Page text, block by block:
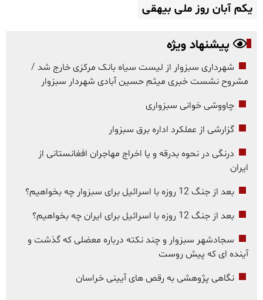
یکم آبان روز ملی بیهقی
پیشنهاد ویژه
شهرداری سبزوار از لیست سیاه بانک مرکزی خارج شد /
مشروح نشست خبری میثم حسین آبادی شهردار سبزوار
چاووشی خوانی سبزواری
گزارشی از عملکرد اداره برق سبزوار
درنگی در نحوه بدرقه و یا اخراج مهاجران افغانستانی از
ایران
بعد از جنگ 12 روزه با اسرائیل برای سبزوار چه بخواهیم؟
بعد از جنگ 12 روزه با اسرائیل برای ایران چه بخواهیم؟
سجادشهر سبزوار و چند نکته درباره معضلی که گذشت و
آینده ای که پیش روست
نگاهی پژوهشی به رقص های آیینی خراسان